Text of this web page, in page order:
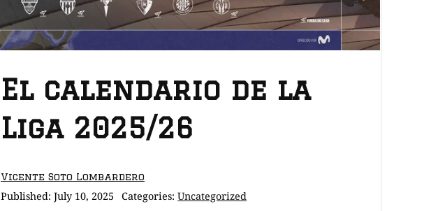
El calendario de la
Liga 2025/26
Vicente Soto Lombardero
Published: July 10, 2025 Categories:Uncategorized